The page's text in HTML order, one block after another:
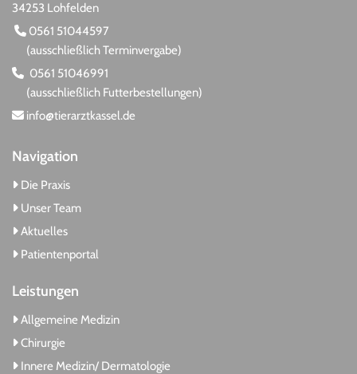
34253 Lohfelden
 0561 51044597
(ausschließlich Terminvergabe)
 0561 51046991
(ausschließlich Futterbestellungen)
 info@tierarztkassel.de
Navigation
 Die Praxis
 Unser Team
 Aktuelles
 Patientenportal
Leistungen
 Allgemeine Medizin
 Chirurgie
 Innere Medizin/ Dermatologie